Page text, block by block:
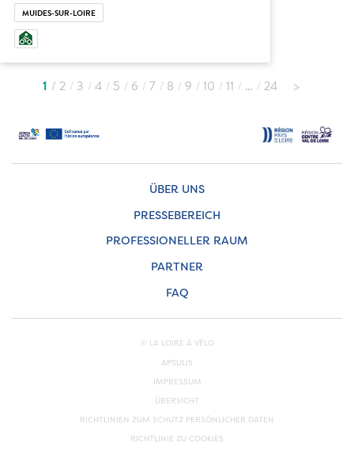
MUIDES-SUR-LOIRE
1 2 3 4 5 6 7 8 9 10 11 … 24
ÜBER UNS
PRESSEBEREICH
PROFESSIONELLER RAUM
PARTNER
FAQ
© LA LOIRE À VÉLO
APSULIS
IMPRESSUM
ÜBERSICHT
RICHTLINIEN ZUM SCHUTZ PERSÖNLICHER DATEN
RICHTLINIE ZU COOKIES